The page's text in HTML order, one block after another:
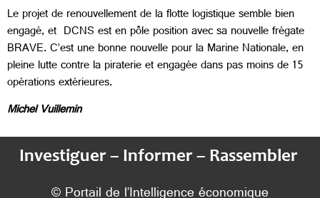
Le projet de renouvellement de la flotte logistique semble bien
engagé, et DCNS est en pôle position avec sa nouvelle frégate
BRAVE. C’est une bonne nouvelle pour la Marine Nationale, en
pleine lutte contre la piraterie et engagée dans pas moins de 15
opérations extérieures.
Michel Vuillemin
Investiguer – Informer – Rassembler